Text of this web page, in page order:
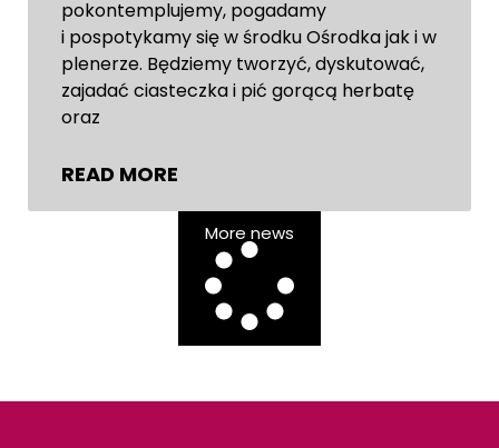
pokontemplujemy, pogadamy
i pospotykamy się w środku Ośrodka jak i w
plenerze. Będziemy tworzyć, dyskutować,
zajadać ciasteczka i pić gorącą herbatę
oraz
READ MORE
More news